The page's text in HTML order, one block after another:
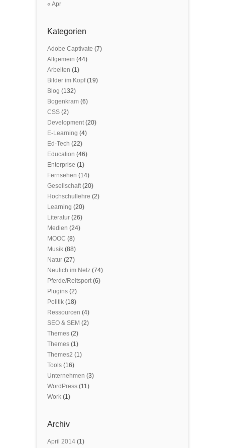
« Apr
Kategorien
Adobe Captivate (7)
Allgemein (44)
Arbeiten (1)
Bilder im Kopf(19)
Blog (132)
Bogenkram (6)
CSS (2)
Development(20)
E-Learning (4)
Ed-Tech (22)
Education (46)
Enterprise (1)
Fernsehen (14)
Gesellschaft(20)
Hochschullehre (2)
Learning (20)
Literatur (26)
Medien (24)
MOOC (8)
Musik (88)
Natur (27)
Neulich im Netz (74)
Pferde/Reitsport(6)
Plugins (2)
Politik (18)
Ressourcen (4)
SEO & SEM (2)
Themes (2)
Themes (1)
Themes2 (1)
Tools (16)
Unternehmen (3)
WordPress (11)
Work (1)
Archiv
April 2014 (1)